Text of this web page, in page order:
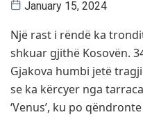
January 15, 2024
Një rast i rëndë ka
shkuar gjithë Kosovën.
Gjakova humbi jetë
se ka kërcyer nga
‘Venus’, ku po